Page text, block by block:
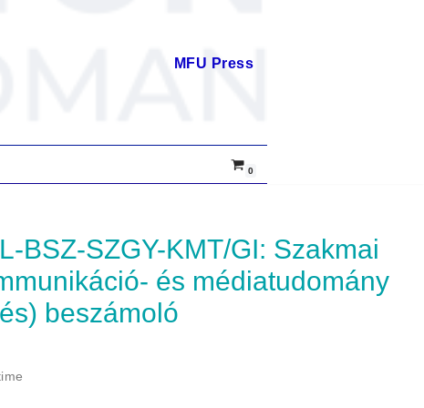
MFU Press
0
és médiatudomány
beszámoló